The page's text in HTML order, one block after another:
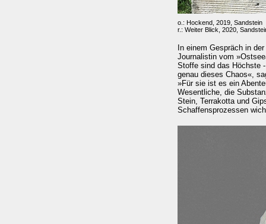
o.: Hockend, 2019, Sandstein
r.: Weiter Blick, 2020,
In einem Gespräch in
Journalistin vom
Stoffe sind das Höchste
genau dieses Chaos«,
»Für sie ist es ein
Wesentliche, die
Stein, Terrakotta und
Schaffensprozessen